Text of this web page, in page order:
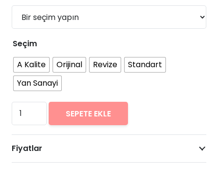
Seçim
A Kalite
Orijinal Revize
Standart
Yan Sanayi
Huawei
Nova
6
Arıza
Onarımı
SEPETE EKLE
Fiyatlar